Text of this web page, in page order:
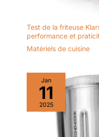
Test de la friteuse
performance et
Matériels de cuisine
Jan
11
2025